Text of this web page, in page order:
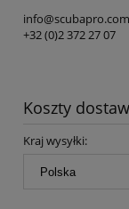
info@scubapro.com
+32 (0)2 372 27 07
Koszty
Cena nie
Kraj wysyłki: